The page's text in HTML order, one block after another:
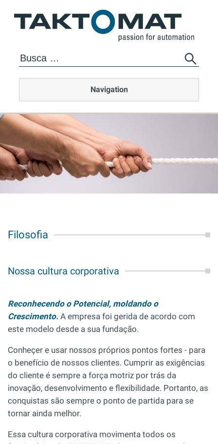
Navigation
Filosofia
Nossa cultura corporativa
Reconhecendo o Potencial, moldando o
Crescimento. A empresa foi gerida de acordo com
este modelo desde a sua fundação.
Conheçer e usar nossos próprios pontos fortes - para
o benefício de nossos clientes. Cumprir as exigências
do cliente é sempre a força motriz por trás da
inovação, desenvolvimento e flexibilidade. Portanto, as
conquistas são sempre o ponto de partida para se
tornar ainda melhor.
Essa cultura corporativa movimenta todos os